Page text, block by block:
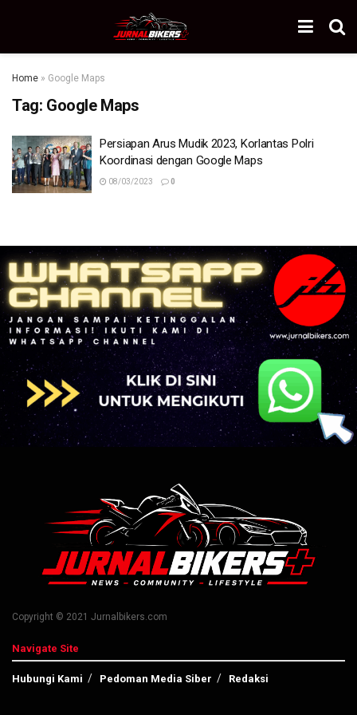
Home » Google Maps
Tag: Google Maps
Persiapan Arus Mudik 2023, Korlantas Polri
Koordinasi dengan Google Maps
08/03/2023 0
Copyright © 2021 Jurnalbikers.com
Navigate Site
Hubungi Kami Pedoman Media Siber Redaksi